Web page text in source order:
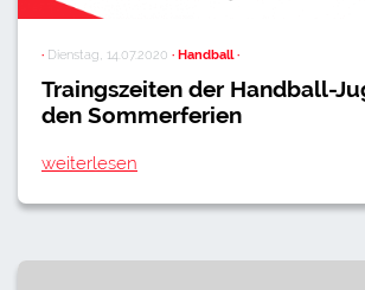
· Dienstag, 14.07.2020 · Handball ·
Traingszeiten der Handball-
den Sommerferien
weiterlesen